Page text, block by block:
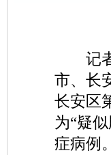
记者
市、长
长安区
为“疑
症病例。